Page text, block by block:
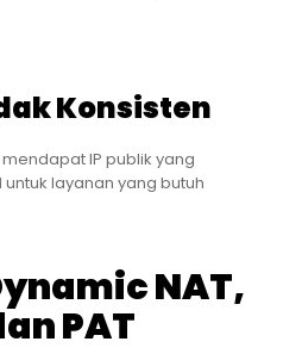
Konsisten
IP publik yang
layanan yang butuh
NAT,
PAT